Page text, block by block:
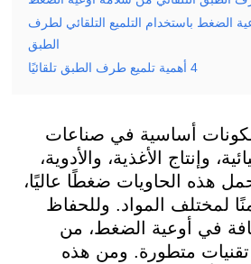
الضغط باستخدام التلميع التلقائي لطرف
الطبق
4 أهمية تلميع طرف الطبق تلقائيًا
أساسية في صناعات
وإنتاج الأغذية، والأدوية،
هذه الحاويات ضغطًا عاليًا،
لمختلف المواد. وللحفاظ
في أوعية الضغط، من
متطورة. ومن هذه